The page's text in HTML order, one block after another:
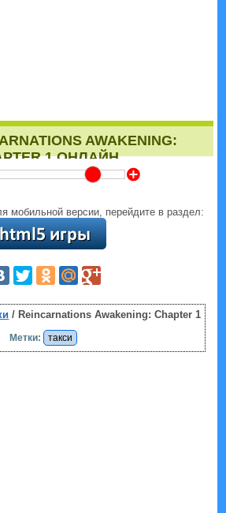
AWAKENING:
1 ОНЛАЙН
Z
мобильной версии, перейдите в раздел:
/ Reincarnations Awakening: Chapter 1
Метки: такси